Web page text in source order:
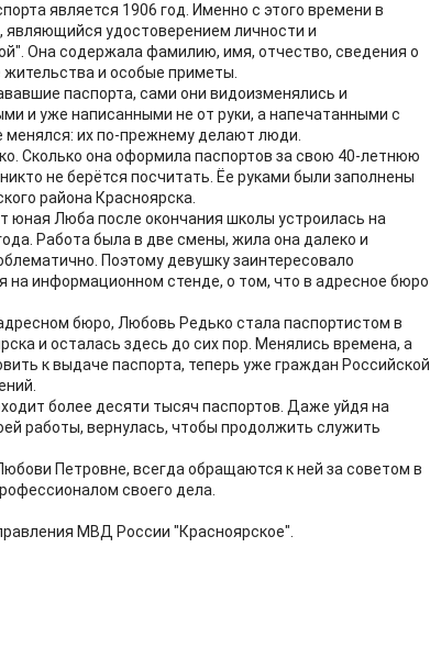
является 1906 год. Именно с этого времени в
являющийся удостоверением личности и
Она содержала фамилию, имя, отчество, сведения о
и особые приметы.
паспорта, сами они видоизменялись и
и уже написанными не от руки, а напечатанными с
их по-прежнему делают люди.
Сколько она оформила паспортов за свою 40-летнюю
не берётся посчитать. Ёе руками были заполнены
района Красноярска.
юная Люба после окончания школы устроилась на
Работа была в две смены, жила она далеко и
Поэтому девушку заинтересовало
информационном стенде, о том, что в адресное бюро
бюро, Любовь Редько стала паспортистом в
и осталась здесь до сих пор. Менялись времена, а
к выдаче паспорта, теперь уже граждан Российской
более десяти тысяч паспортов. Даже уйдя на
работы, вернулась, чтобы продолжить служить
Петровне, всегда обращаются к ней за советом в
своего дела.
МВД России "Красноярское".